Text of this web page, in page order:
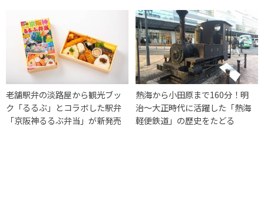
老舗駅弁の淡路屋から観光ブッ
ク「るるぶ」とコラボした駅弁
「京阪神るるぶ弁当」が新発売
熱海から小田原まで160分！明
治〜大正時代に活躍した「熱海
軽便鉄道」の歴史をたどる